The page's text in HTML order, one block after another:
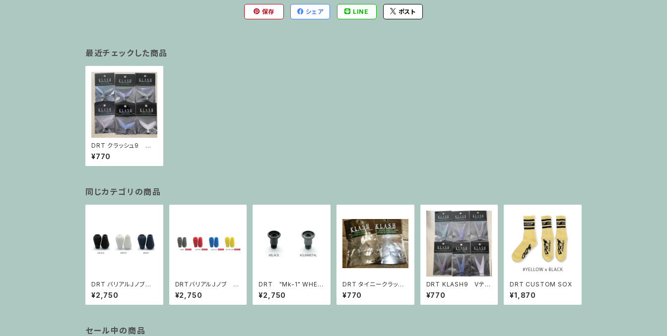
保存 シェア LINE ポスト
最近チェックした商品
DRT クラッシュ9 標
準テール
¥770
同じカテゴリの商品
DRT バリアルＪノブ J
-KNOB FAT
¥2,750
DRTバリアルＪノブ J-
KNOB SLIM
¥2,750
DRT "Mk-1" WHEE
L
¥2,750
DRT タイニークラッシ
ュ用スペアーリップ TI
NY KLASHスペアーリ
ップ
¥770
DRT KLASH9 Vテー
ル
¥770
DRT CUSTOM SOX
¥1,870
セール中の商品